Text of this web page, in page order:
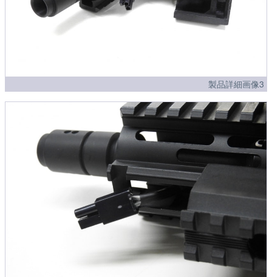
製品詳細画像3